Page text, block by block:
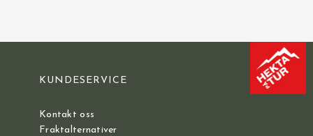
KUNDESERVICE
Kontakt oss
Fraktalternativer